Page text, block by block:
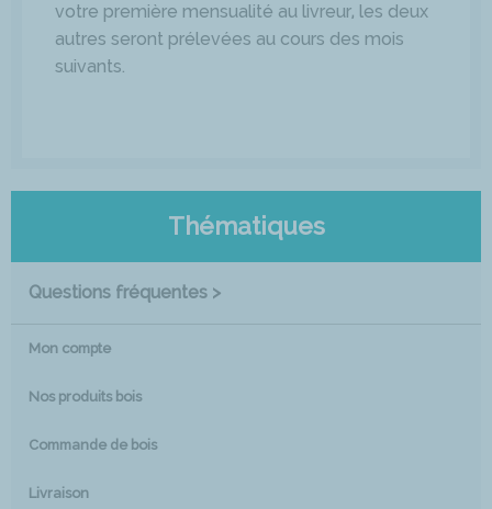
Thématiques
Questions fréquentes >
Mon compte
Nos produits bois
Commande de bois
Livraison
votre première mensualité au livreur, les deux
autres seront prélevées au cours des mois
suivants.